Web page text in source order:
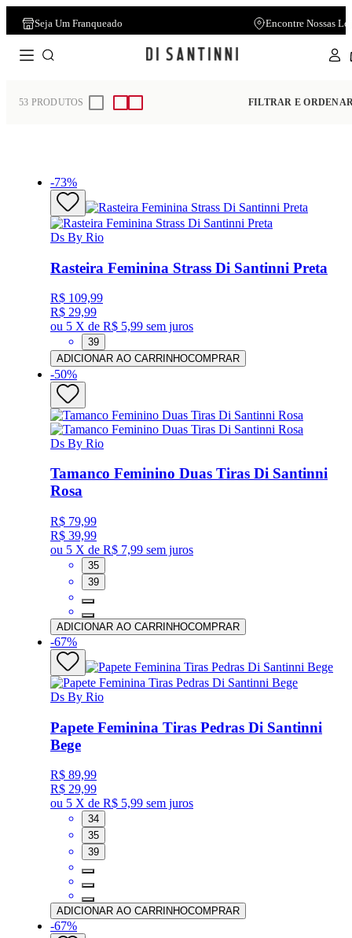
Cartão Di Santinni
53 PRODUTOS FILTRAR E
-73%
Ds By Rio
Rasteira Feminina Strass Di Santinni Preta
R$ 109,99
R$ 29,99
ou 5 X de R$ 5,99 sem juros
39
ADICIONAR AO CARRINHOCOMPRAR
-50%
Ds By Rio
Tamanco Feminino Duas Tiras Di Santinni
Rosa
R$ 79,99
R$ 39,99
ou 5 X de R$ 7,99 sem juros
35
39
ADICIONAR AO CARRINHOCOMPRAR
-67%
Ds By Rio
Papete Feminina Tiras Pedras Di Santinni
Bege
R$ 89,99
R$ 29,99
ou 5 X de R$ 5,99 sem juros
34
35
39
ADICIONAR AO CARRINHOCOMPRAR
-67%